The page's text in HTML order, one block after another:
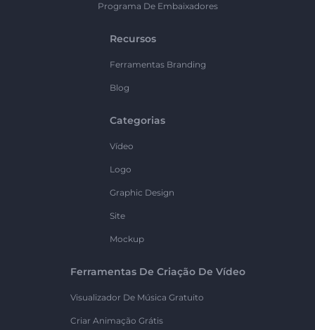
Programa De Embaixadores
Recursos
Ferramentas Branding
Blog
Categorias
Vídeo
Logo
Graphic Design
Site
Mockup
Ferramentas De Criação De Vídeo
Visualizador De Música Gratuito
Criar Animação Grátis